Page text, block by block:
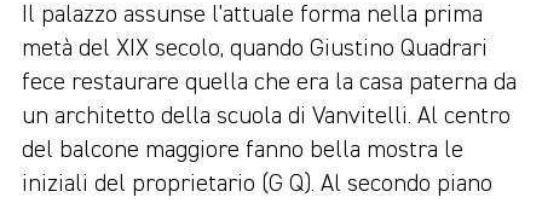
Il palazzo assunse l’attuale forma nella prima
metà del XIX secolo, quando Giustino Quadrari
fece restaurare quella che era la casa paterna da
un architetto della scuola di Vanvitelli. Al centro
del balcone maggiore fanno bella mostra le
iniziali del proprietario (G Q). Al secondo piano